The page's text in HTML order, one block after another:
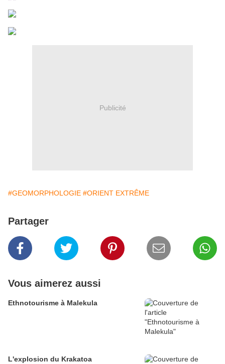
Publicité
#GEOMORPHOLOGIE #ORIENT EXTRÊME
Partager
Vous aimerez aussi
Ethnotourisme à Malekula
L'explosion du Krakatoa